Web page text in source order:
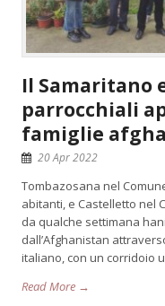
Il Samaritano
parrocchiali
famiglie
20 Apr 2022
Tombazosana nel
abitanti, e Castelletto nel
da qualche settimana
dall’Afghanistan
italiano, con un corridoio
Read More →